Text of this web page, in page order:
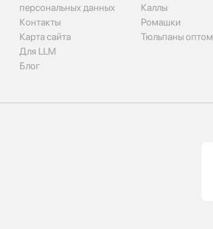
персональных данных
Контакты
Карта сайта
Для LLM
Блог
Каллы
Ромашки
Тюльпаны оптом